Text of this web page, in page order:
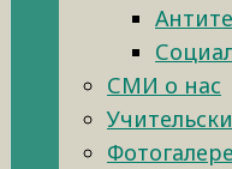
СМИ о нас